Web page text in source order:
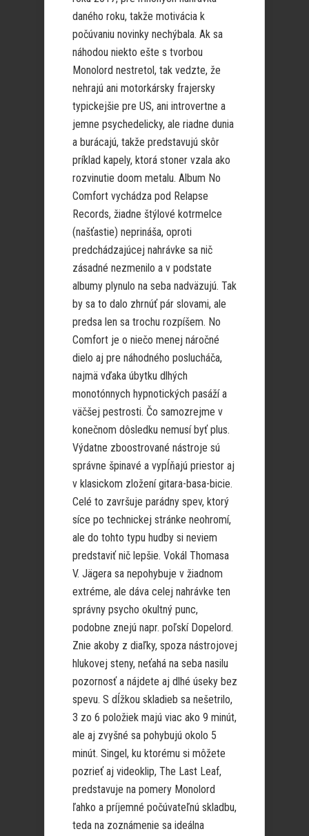
daného roku, takže motivácia k
počúvaniu novinky nechýbala. Ak sa
náhodou niekto ešte s tvorbou
Monolord nestretol, tak vedzte, že
nehrajú ani motorkársky frajersky
typickejšie pre US, ani introvertne a
jemne psychedelicky, ale riadne dunia
a burácajú, takže predstavujú skôr
príklad kapely, ktorá stoner vzala ako
rozvinutie doom metalu. Album No
Comfort vychádza pod Relapse
Records, žiadne štýlové kotrmelce
(našťastie) neprináša, oproti
predchádzajúcej nahrávke sa nič
zásadné nezmenilo a v podstate
albumy plynulo na seba nadväzujú. Tak
by sa to dalo zhrnúť pár slovami, ale
predsa len sa trochu rozpíšem. No
Comfort je o niečo menej náročné
dielo aj pre náhodného poslucháča,
najmä vďaka úbytku dlhých
monotónnych hypnotických pasáží a
väčšej pestrosti. Čo samozrejme v
konečnom dôsledku nemusí byť plus.
Výdatne zboostrované nástroje sú
správne špinavé a vypĺňajú priestor aj
v klasickom zložení gitara-basa-bicie.
Celé to završuje parádny spev, ktorý
síce po technickej stránke neohromí,
ale do tohto typu hudby si neviem
predstaviť nič lepšie. Vokál Thomasa
V. Jägera sa nepohybuje v žiadnom
extréme, ale dáva celej nahrávke ten
správny psycho okultný punc,
podobne znejú napr. poľskí Dopelord.
Znie akoby z diaľky, spoza nástrojovej
hlukovej steny, neťahá na seba nasilu
pozornosť a nájdete aj dlhé úseky bez
spevu. S dĺžkou skladieb sa nešetrilo,
3 zo 6 položiek majú viac ako 9 minút,
ale aj zvyšné sa pohybujú okolo 5
minút. Singel, ku ktorému si môžete
pozrieť aj videoklip, The Last Leaf,
predstavuje na pomery Monolord
ľahko a príjemné počúvateľnú skladbu,
teda na zoznámenie sa ideálna